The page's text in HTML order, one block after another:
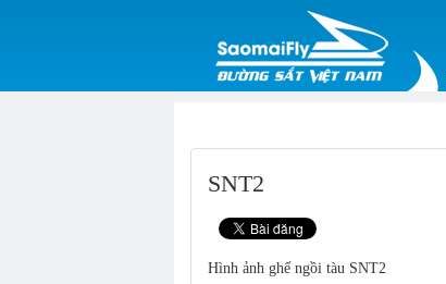
SNT2
Hình ảnh ghế ngồi tàu SNT2